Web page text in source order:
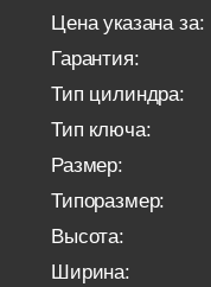
Цена указана за:
Гарантия:
Тип цилиндра:
Тип ключа:
Размер:
Типоразмер:
Высота:
Ширина: